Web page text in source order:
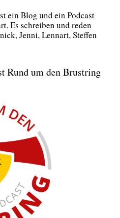
ein Blog und ein Pod­cast
Es schrei­ben und reden
Jen­ni, Lenn­art, Stef­fen
Rund um den Brustring